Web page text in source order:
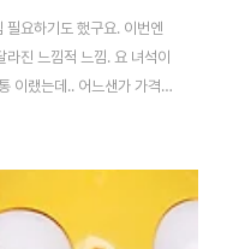
필요하기도 했구요. 이번엔
진 느낌적 느낌. 요 녀석이
이랬는데.. 어느샌가 가격만
른거 없죠? ㅎㅎ 날은 조금